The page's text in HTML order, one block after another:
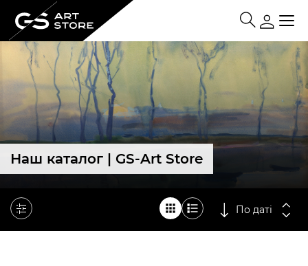
Наш каталог | GS-Art Store
По даті